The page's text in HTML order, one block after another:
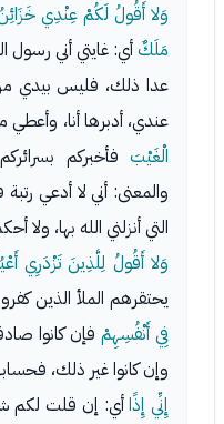
وَلا أَقُولُ لَكُمْ عِنْدِي
مَلَكٌأي: غايتي أني رسول
عدا ذلك، فليس بيدي
عندي، أدبرها أنا،
الْغَيْبَفأخبركم
والمعنى: أني لا أدعي
التي أنزلني الله بها، ولا
وَلا أَقُولُ لِلَّذِينَ تَزْدَرِي
يحتقرهم الملأ الذين
فِي أَنْفُسِهِمْ فإن كانوا
وإن كانوا غير ذلك،
إِنِّي إِذًاأي: إن قلت لكم